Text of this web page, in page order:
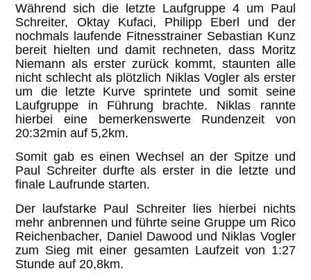
Während sich die letzte Laufgruppe 4 um Paul
Schreiter, Oktay Kufaci, Philipp Eberl und der
nochmals laufende Fitnesstrainer Sebastian Kunz
bereit hielten und damit rechneten, dass Moritz
Niemann als erster zurück kommt, staunten alle
nicht schlecht als plötzlich Niklas Vogler als erster
um die letzte Kurve sprintete und somit seine
Laufgruppe in Führung brachte. Niklas rannte
hierbei eine bemerkenswerte Rundenzeit von
20:32min auf 5,2km.
Somit gab es einen Wechsel an der Spitze und
Paul Schreiter durfte als erster in die letzte und
finale Laufrunde starten.
Der laufstarke Paul Schreiter lies hierbei nichts
mehr anbrennen und führte seine Gruppe um Rico
Reichenbacher, Daniel Dawood und Niklas Vogler
zum Sieg mit einer gesamten Laufzeit von 1:27
Stunde auf 20,8km.